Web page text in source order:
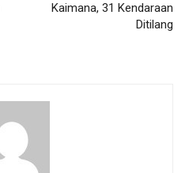
Kaimana, 31 Kendaraan
Ditilang